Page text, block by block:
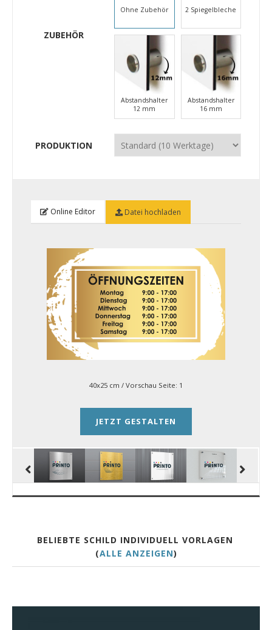
ZUBEHÖR
Ohne Zubehör 2 Spiegelbleche
Abstandshalter
12 mm
Abstandshalter
16 mm
PRODUKTION
Online Editor Datei hochladen
40x25 cm / Vorschau Seite: 1
JETZT GESTALTEN
BELIEBTE SCHILD INDIVIDUELL VORLAGEN
(ALLE ANZEIGEN)